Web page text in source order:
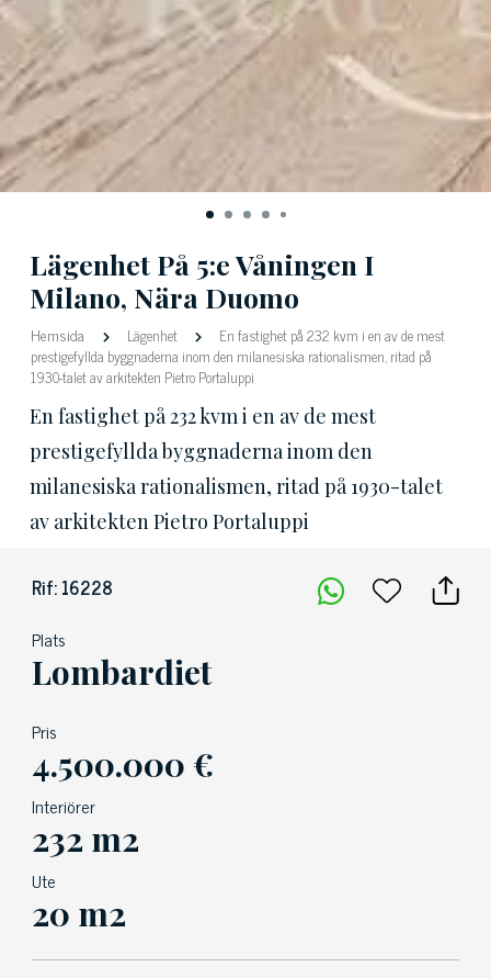
Lägenhet På 5:e Våningen I
Milano, Nära Duomo
Hemsida Lägenhet
En fastighet på 232 kvm i en av de mest
prestigefyllda byggnaderna inom den milanesiska rationalismen, ritad på
1930-talet av arkitekten Pietro Portaluppi
En fastighet på 232 kvm i en av de mest
prestigefyllda byggnaderna inom den
milanesiska rationalismen, ritad på 1930-talet
av arkitekten Pietro Portaluppi
Rif: 16228
Plats
Lombardiet
Pris
4.500.000 €
Interiörer
232 m2
Ute
20 m2